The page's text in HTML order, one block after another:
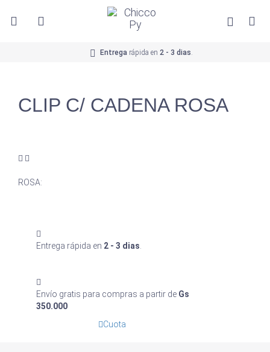
Entregarápida en 2 - 3 dias.
CLIP C/ CADENA ROSA
ROSA:
Entrega rápida en 2 - 3 dias
Envío gratis para compras a partir de Gs
350.000
Cuota